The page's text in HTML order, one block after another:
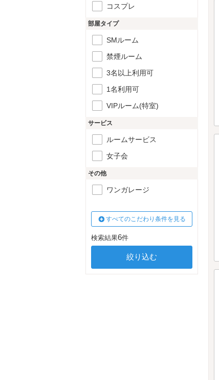
コスプレ
部屋タイプ
SMルーム
禁煙ルーム
3名以上利用可
1名利用可
VIPルーム(特室)
サービス
ルームサービス
女子会
その他
ワンガレージ
すべてのこだわり条件を見る
検索結果6件